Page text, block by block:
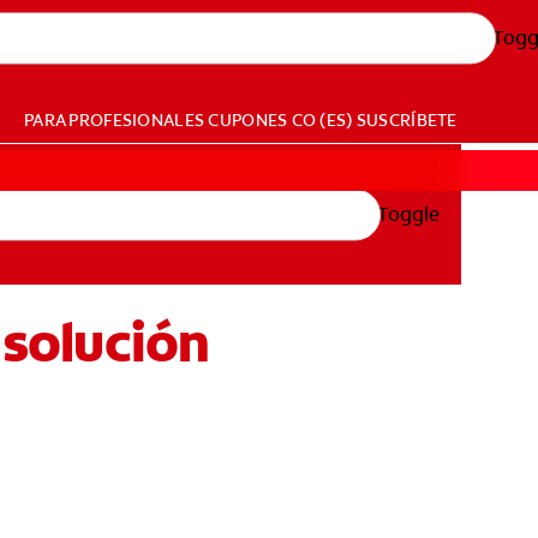
PARA PROFESIONALESCUPONES CO (ES) SUSCRÍBETE
Toggle